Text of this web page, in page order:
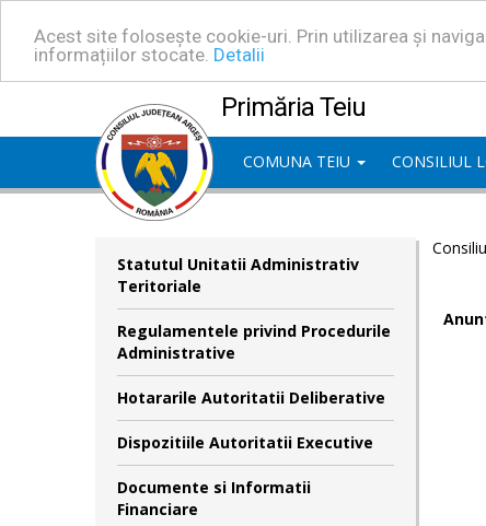
Acest site folosește cookie-uri. Prin utilizarea și
informațiilor stocate. Detalii
Primăria Teiu
COMUNA TEIU CONSILIUL
Statutul Unitatii Administrativ
Teritoriale
Regulamentele privind Procedurile
Administrative
Hotararile Autoritatii Deliberative
Dispozitiile Autoritatii Executive
Documente si Informatii
Financiare